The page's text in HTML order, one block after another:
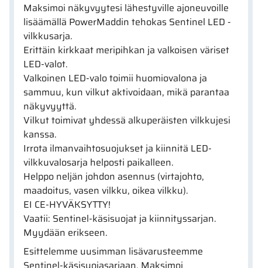
Maksimoi näkyvyytesi lähestyville ajoneuvoille
lisäämällä PowerMaddin tehokas Sentinel LED -
vilkkusarja.
Erittäin kirkkaat meripihkan ja valkoisen väriset
LED-valot.
Valkoinen LED-valo toimii huomiovalona ja
sammuu, kun vilkut aktivoidaan, mikä parantaa
näkyvyyttä.
Vilkut toimivat yhdessä alkuperäisten vilkkujesi
kanssa.
Irrota ilmanvaihtosuojukset ja kiinnitä LED-
vilkkuvalosarja helposti paikalleen.
Helppo neljän johdon asennus (virtajohto,
maadoitus, vasen vilkku, oikea vilkku).
EI CE-HYVÄKSYTTY!
Vaatii: Sentinel-käsisuojat ja kiinnityssarjan.
Myydään erikseen.
Esittelemme uusimman lisävarusteemme